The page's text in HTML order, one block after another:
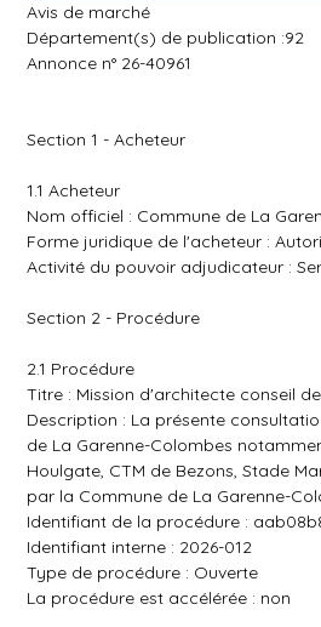
Avis de marché
Département(s) de publication :92
Annonce n° 26-40961
Section 1 - Acheteur
1.1 Acheteur
Nom officiel : Commune de La
Forme juridique de l'acheteur :
Activité du pouvoir adjudicateur :
Section 2 - Procédure
2.1 Procédure
Titre : Mission d'architecte conseil
Description : La présente
de La Garenne-Colombes
Houlgate, CTM de Bezons, Stade
par la Commune de La Garenne-
Identifiant de la procédure :
Identifiant interne : 2026-012
Type de procédure : Ouverte
La procédure est accélérée : non